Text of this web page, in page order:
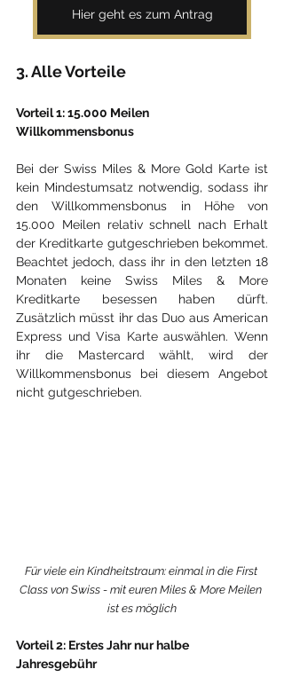
Hier geht es zum Antrag
3. Alle Vorteile
Vorteil 1: 15.000 Meilen
Willkommensbonus
Bei der Swiss Miles & More Gold Karte ist
kein Mindestumsatz notwendig, sodass ihr
den Willkommensbonus in Höhe von
15.000 Meilen relativ schnell nach Erhalt
der Kreditkarte gutgeschrieben bekommet.
Beachtet jedoch, dass ihr in den letzten 18
Monaten keine Swiss Miles & More
Kreditkarte besessen haben dürft.
Zusätzlich müsst ihr das Duo aus American
Express und Visa Karte auswählen. Wenn
ihr die Mastercard wählt, wird der
Willkommensbonus bei diesem Angebot
nicht gutgeschrieben.
Für viele ein Kindheitstraum: einmal in die First
Class von Swiss - mit euren Miles & More Meilen
ist es möglich
Vorteil 2: Erstes Jahr nur halbe
Jahresgebühr